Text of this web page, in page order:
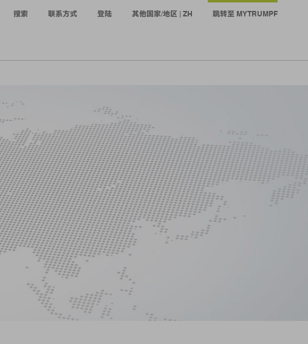
搜索 联系方式 登陆 其他国家/地区 | ZH 跳转至 MYTRUMPF